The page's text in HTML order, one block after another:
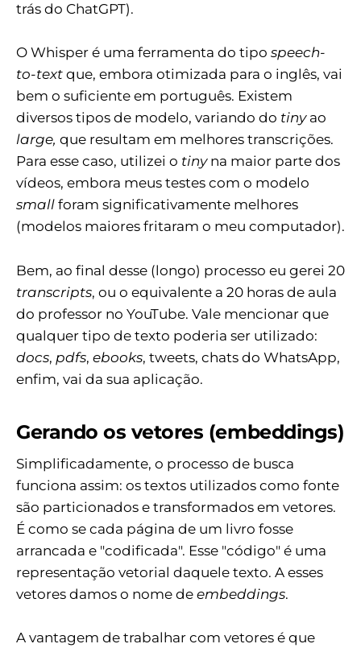
trás do ChatGPT).
O Whisper é uma ferramenta do tipo speech-
to-text que, embora otimizada para o inglês, vai
bem o suficiente em português. Existem
diversos tipos de modelo, variando do tiny ao
large, que resultam em melhores transcrições.
Para esse caso, utilizei o tiny na maior parte dos
vídeos, embora meus testes com o modelo
small foram significativamente melhores
(modelos maiores fritaram o meu computador).
Bem, ao final desse (longo) processo eu gerei 20
transcripts, ou o equivalente a 20 horas de aula
do professor no YouTube. Vale mencionar que
qualquer tipo de texto poderia ser utilizado:
docs, pdfs, ebooks, tweets, chats do WhatsApp,
enfim, vai da sua aplicação.
Gerando os vetores (embeddings)
Simplificadamente, o processo de busca
funciona assim: os textos utilizados como fonte
são particionados e transformados em vetores.
É como se cada página de um livro fosse
arrancada e "codificada". Esse "código" é uma
representação vetorial daquele texto. A esses
vetores damos o nome de embeddings.
A vantagem de trabalhar com vetores é que